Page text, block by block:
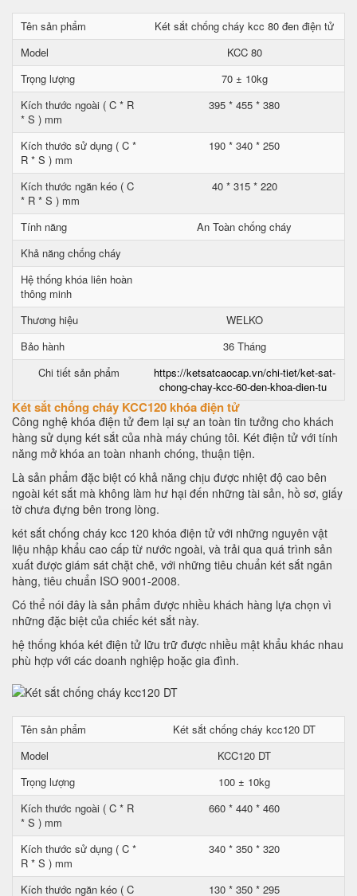
Tên sản phẩm
Két sắt chống cháy kcc 80 đen điện tử
Model
KCC 80
Trọng lượng
70 ± 10kg
Kích thước ngoài ( C * R
* S ) mm
395 * 455 * 380
Kích thước sử dụng ( C *
R * S ) mm
190 * 340 * 250
Kích thước ngăn kéo ( C
* R * S ) mm
40 * 315 * 220
Tính năng
An Toàn chống cháy
Khả năng chống cháy
Hệ thống khóa liên hoàn
thông minh
Thương hiệu
WELKO
Bảo hành
36 Tháng
Chi tiết sản phẩm
https://ketsatcaocap.vn/chi-tiet/ket-sat-
chong-chay-kcc-60-den-khoa-dien-tu
Két sắt chống cháy KCC120 khóa điện tử
Công nghệ khóa điện tử đem lại sự an toàn tin tưởng cho khách
hàng sử dụng két sắt của nhà máy chúng tôi. Két điện tử với tính
năng mở khóa an toàn nhanh chóng, thuận tiện.
Là sản phẩm đặc biệt có khả năng chịu được nhiệt độ cao bên
ngoài két sắt mà không làm hư hại đến những tài sản, hồ sơ, giấy
tờ chưa đựng bên trong lòng.
két sắt chống cháy kcc 120 khóa điện tử với những nguyên vật
liệu nhập khẩu cao cấp từ nước ngoài, và trải qua quá trình sản
xuất được giám sát chặt chẽ, với những tiêu chuẩn két sắt ngân
hàng, tiêu chuẩn ISO 9001-2008.
Có thể nói đây là sản phẩm được nhiều khách hàng lựa chọn vì
những đặc biệt của chiếc két sắt này.
hệ thống khóa két điện tử lữu trữ được nhiều mật khẩu khác nhau
phù hợp với các doanh nghiệp hoặc gia đình.
Tên sản phẩm
Két sắt chống cháy kcc120 DT
Model
KCC120 DT
Trọng lượng
100 ± 10kg
Kích thước ngoài ( C * R
* S ) mm
660 * 440 * 460
Kích thước sử dụng ( C *
R * S ) mm
340 * 350 * 320
Kích thước ngăn kéo ( C
130 * 350 * 295